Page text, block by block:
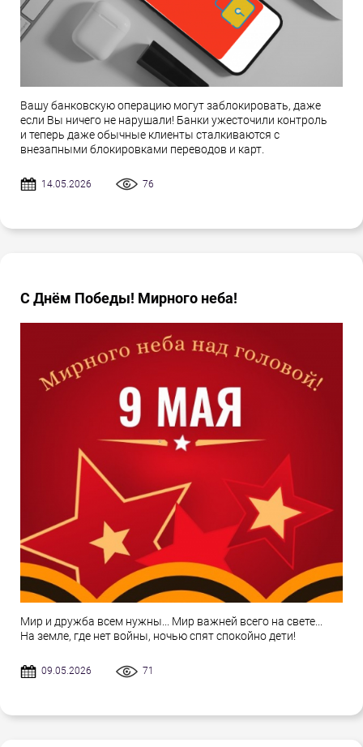
Вашу банковскую операцию могут заблокировать, даже
если Вы ничего не нарушали! Банки ужесточили контроль
и теперь даже обычные клиенты сталкиваются с
внезапными блокировками переводов и карт.
14.05.2026 76
С Днём Победы! Мирного неба!
Мир и дружба всем нужны... Мир важней всего на свете...
На земле, где нет войны, ночью спят спокойно дети!
09.05.2026 71